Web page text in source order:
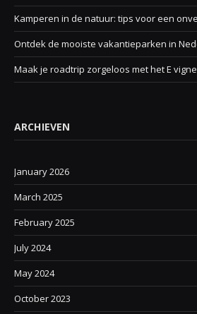
Kamperen in de natuur: tips voor een
Ontdek de mooiste vakantieparken in
Maak je roadtrip zorgeloos met het E
ARCHIEVEN
January 2026
March 2025
February 2025
July 2024
May 2024
October 2023